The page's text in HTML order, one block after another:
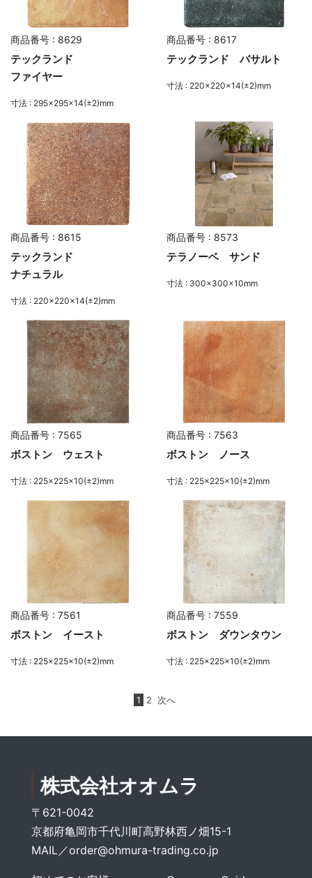
商品番号 : 8629
テックランド
ファイヤー
寸法 : 295×295×14(±2)mm
商品番号 : 8617
テックランド バサルト
寸法 : 220×220×14(±2)mm
商品番号 : 8615
テックランド
ナチュラル
寸法 : 220×220×14(±2)mm
商品番号 : 8573
テラノーベ サンド
寸法 : 300×300×10mm
商品番号 : 7565
ボストン ウェスト
寸法 : 225×225×10(±2)mm
商品番号 : 7563
ボストン ノース
寸法 : 225×225×10(±2)mm
商品番号 : 7561
ボストン イースト
寸法 : 225×225×10(±2)mm
商品番号 : 7559
ボストン ダウンタウン
寸法 : 225×225×10(±2)mm
1 2 次へ
株式会社オオムラ
〒621-0042
京都府亀岡市千代川町高野林西ノ畑15-1
MAIL／order@ohmura-trading.co.jp